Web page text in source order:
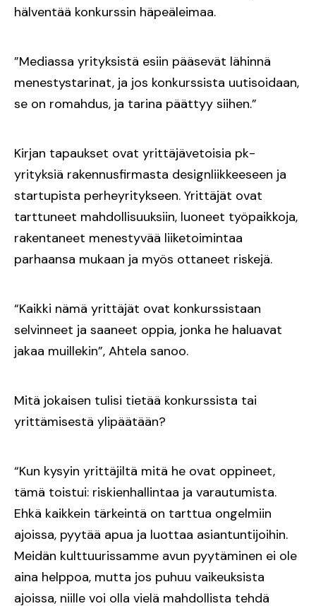
hälventää konkurssin häpeäleimaa.
”Mediassa yrityksistä esiin pääsevät lähinnä
menestystarinat, ja jos konkurssista uutisoidaan,
se on romahdus, ja tarina päättyy siihen.”
Kirjan tapaukset ovat yrittäjävetoisia pk-
yrityksiä rakennusfirmasta designliikkeeseen ja
startupista perheyritykseen. Yrittäjät ovat
tarttuneet mahdollisuuksiin, luoneet työpaikkoja,
rakentaneet menestyvää liiketoimintaa
parhaansa mukaan ja myös ottaneet riskejä.
“Kaikki nämä yrittäjät ovat konkurssistaan
selvinneet ja saaneet oppia, jonka he haluavat
jakaa muillekin”, Ahtela sanoo.
Mitä jokaisen tulisi tietää konkurssista tai
yrittämisestä ylipäätään?
“Kun kysyin yrittäjiltä mitä he ovat oppineet,
tämä toistui: riskienhallintaa ja varautumista.
Ehkä kaikkein tärkeintä on tarttua ongelmiin
ajoissa, pyytää apua ja luottaa asiantuntijoihin.
Meidän kulttuurissamme avun pyytäminen ei ole
aina helppoa, mutta jos puhuu vaikeuksista
ajoissa, niille voi olla vielä mahdollista tehdä